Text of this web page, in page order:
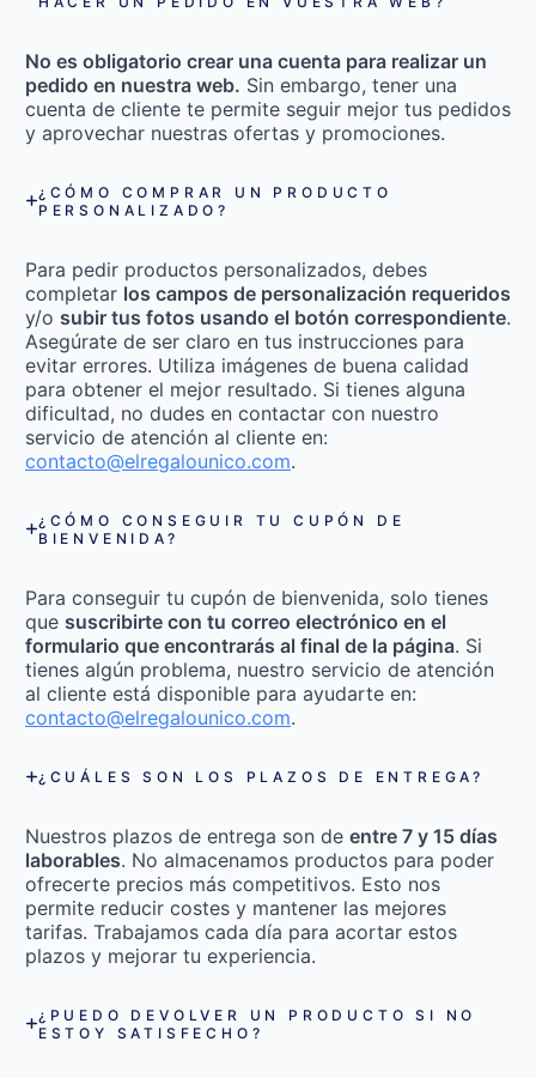
No es obligatorio crear una cuenta para realizar un
pedido en nuestra web. Sin embargo, tener una
cuenta de cliente te permite seguir mejor tus pedidos
y aprovechar nuestras ofertas y promociones.
¿CÓMO COMPRAR UN PRODUCTO
PERSONALIZADO?
Para pedir productos personalizados, debes
completar los campos de personalización requeridos
y/o subir tus fotos usando el botón correspondiente.
Asegúrate de ser claro en tus instrucciones para
evitar errores. Utiliza imágenes de buena calidad
para obtener el mejor resultado. Si tienes alguna
dificultad, no dudes en contactar con nuestro
servicio de atención al cliente en:
contacto@elregalounico.com.
¿CÓMO CONSEGUIR TU CUPÓN DE
BIENVENIDA?
Para conseguir tu cupón de bienvenida, solo tienes
que suscribirte con tu correo electrónico en el
formulario que encontrarás al final de la página. Si
tienes algún problema, nuestro servicio de atención
al cliente está disponible para ayudarte en:
contacto@elregalounico.com.
¿CUÁLES SON LOS PLAZOS DE ENTREGA?
Nuestros plazos de entrega son de entre 7 y 15 días
laborables. No almacenamos productos para poder
ofrecerte precios más competitivos. Esto nos
permite reducir costes y mantener las mejores
tarifas. Trabajamos cada día para acortar estos
plazos y mejorar tu experiencia.
¿PUEDO DEVOLVER UN PRODUCTO SI NO
ESTOY SATISFECHO?